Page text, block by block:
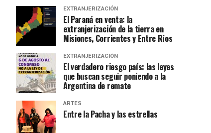
EXTRANJERIZACIÓN
El Paraná en venta: la
extranjerización de la tierra en
Misiones, Corrientes y Entre Ríos
EXTRANJERIZACIÓN
El verdadero riesgo país: las leyes
que buscan seguir poniendo a la
Argentina de remate
ARTES
Entre la Pacha y las estrellas